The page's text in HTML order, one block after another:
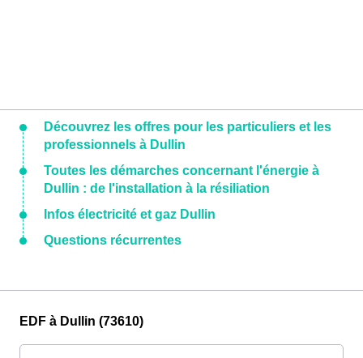
Découvrez les offres pour les particuliers et les
professionnels à Dullin
Toutes les démarches concernant l'énergie à
Dullin : de l'installation à la résiliation
Infos électricité et gaz Dullin
Questions récurrentes
EDF à Dullin (73610)